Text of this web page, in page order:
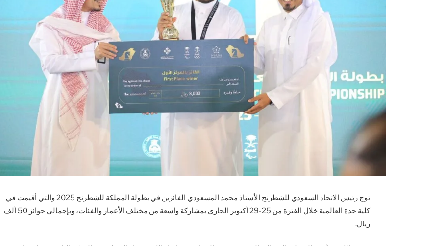
توج رئيس الاتحاد السعودي للشطرنج الأستاذ محمد المسعودي الفائزين في بطولة المملكة للشطرنج 2025 والتي أقيمت في
كلية جدة العالمية خلال الفترة من 25-29 أكتوبر الجاري بمشاركة واسعة من مختلف الأعمار والفئات، وبإجمالي جوائز 50 ألف
ريال.